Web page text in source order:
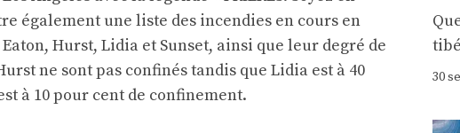
également une liste des incendies en cours en
Hurst, Lidia et Sunset, ainsi que leur degré de
ne sont pas confinés tandis que Lidia est à 40
à 10 pour cent de confinement.
30